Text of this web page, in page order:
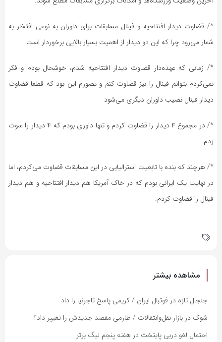
*/ قضاوت دیدار افتتاحیه و فینال مسابقات برای داوران به نوعی افتخار به
شمار می‌رود چرا که این دو دیدار از اهمیت بسیار بالایی برخوردار است.
*/ زمانی که عهده‌دار قضاوت دیدار افتتاحیه شدم، خوشحال بودم و فکر
نمی‌کردم بتوانم فینال را نیز قضاوت کنم و تصورم این بود که قطعا قضاوت
دیدار فینال نصیب داوران دیگری می‌شود
*/ در مجموع ۴ دیدار را قضاوت کردم و تنها داوری بودم که ۴ دیدار را سوت
زدم.
*/ هرچند که بنده با تابعیت استرالیایی در این مسابقات قضاوت می‌کردم، اما
در نهایت یک ایرانی بودم که در خاک آمریکا هم دیدار افتتاحیه و هم دیدار
فینال را قضاوت کردم.
مشاهده بیشتر
جنجال تازه در فوتبال ایران / کریمی پاسخ تاجرنیا را داد
شوک در بازار نقل‌وانتقالات / طارمی مقصد جدیدش را تغییر داد؟
احتمال لغو دربی پایتخت در هفته پنجم لیگ برتر